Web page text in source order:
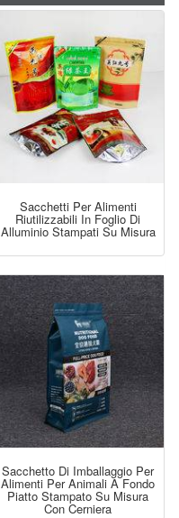
Sacchetti Per Alimenti
Riutilizzabili In Foglio Di
Alluminio Stampati Su Misura
Sacchetto Di Imballaggio Per
Alimenti Per Animali A Fondo
Piatto Stampato Su Misura
Con Cerniera